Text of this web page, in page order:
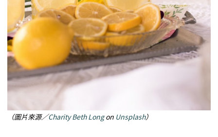
（圖片來源／Charity Beth LongonUnsplash）